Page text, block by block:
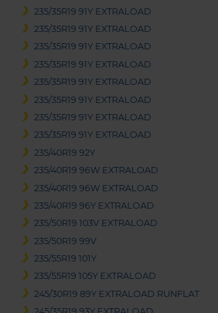
235/35R19 91Y EXTRALOAD
235/35R19 91Y EXTRALOAD
235/35R19 91Y EXTRALOAD
235/35R19 91Y EXTRALOAD
235/35R19 91Y EXTRALOAD
235/35R19 91Y EXTRALOAD
235/35R19 91Y EXTRALOAD
235/35R19 91Y EXTRALOAD
235/40R19 92Y
235/40R19 96W EXTRALOAD
235/40R19 96W EXTRALOAD
235/40R19 96Y EXTRALOAD
235/50R19 103V EXTRALOAD
235/50R19 99V
235/55R19 101Y
235/55R19 105Y EXTRALOAD
245/30R19 89Y EXTRALOAD RUNFLAT